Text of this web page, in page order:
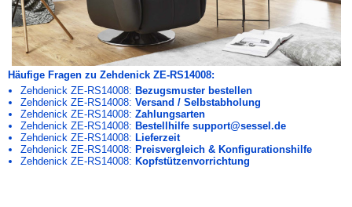
Häufige Fragen zu Zehdenick ZE-RS14008:
Zehdenick ZE-RS14008: Bezugsmuster bestellen
Zehdenick ZE-RS14008: Versand / Selbstabholung
Zehdenick ZE-RS14008: Zahlungsarten
Zehdenick ZE-RS14008: Bestellhilfe support@sessel.de
Zehdenick ZE-RS14008: Lieferzeit
Zehdenick ZE-RS14008: Preisvergleich & Konfigurationshilfe
Zehdenick ZE-RS14008: Kopfstützenvorrichtung